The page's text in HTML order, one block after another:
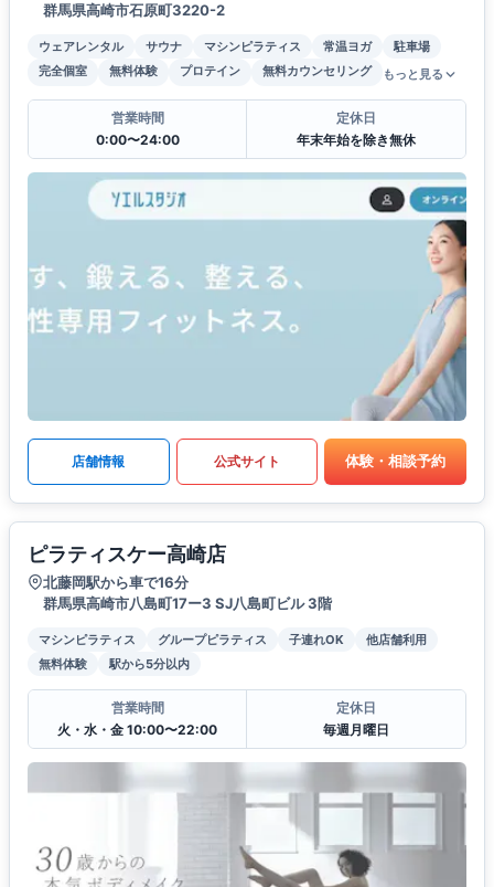
群馬県高崎市石原町3220-2
ウェアレンタル サウナ マシンピラティス 常温ヨガ
駐車場
完全個室
無料体験 プロテイン 無料カウンセリング もっと見る
営業時間
0:00〜24:00
定休日
年末年始を除き無休
店舗情報 公式サイト 体験・相談予約
ピラティスケー高崎店
北藤岡駅から車で16分
群馬県高崎市八島町17ー3 SJ八島町ビル 3階
マシンピラティス グループピラティス 子連れOK
他店舗利用
無料体験
駅から5分以内
営業時間
火・水・金 10:00〜22:00
定休日
毎週月曜日